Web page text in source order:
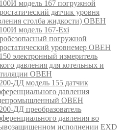
модель 167 погружной
датчик уровня
столба жидкости) ОВЕН
модель 167-Exi
погружной
уровнемер ОВЕН
электронный измеритель
давления для котельных и
ОВЕН
ДД модель 155 датчик
давления
ОВЕН
ДД преобразователь
давления во
исполнении EXD